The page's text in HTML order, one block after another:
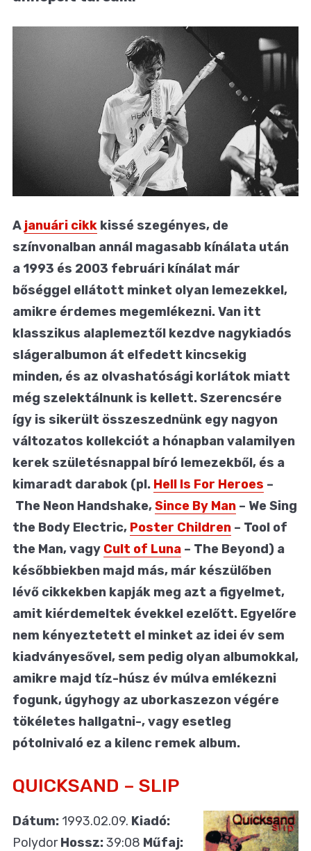
A januári cikk kissé szegényes, de
színvonalban annál magasabb kínálata után
a 1993 és 2003 februári kínálat már
bőséggel ellátott minket olyan lemezekkel,
amikre érdemes megemlékezni. Van itt
klasszikus alaplemeztől kezdve nagykiadós
slágeralbumon át elfedett kincsekig
minden, és az olvashatósági korlátok miatt
még szelektálnunk is kellett. Szerencsére
így is sikerült összeszednünk egy nagyon
változatos kollekciót a hónapban valamilyen
kerek születésnappal bíró lemezekből, és a
kimaradt darabok (pl. Hell Is For Heroes –
The Neon Handshake,Since By Man – We Sing
the Body Electric, Poster Children – Tool of
the Man, vagy Cult of Luna – The Beyond) a
későbbiekben majd más, már készülőben
lévő cikkekben kapják meg azt a figyelmet,
amit kiérdemeltek évekkel ezelőtt. Egyelőre
nem kényeztetett el minket az idei év sem
kiadványesővel, sem pedig olyan albumokkal,
amikre majd tíz-húsz év múlva emlékezni
fogunk, úgyhogy az uborkaszezon végére
tökéletes hallgatni-, vagy esetleg
pótolnivaló ez a kilenc remek album.
QUICKSAND – SLIP
Dátum: 1993.02.09. Kiadó:
PolydorHossz:39:08 Műfaj: